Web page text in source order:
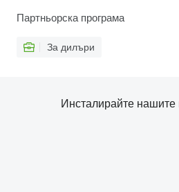
Партньорска програма
За дилъри
Инсталирайте